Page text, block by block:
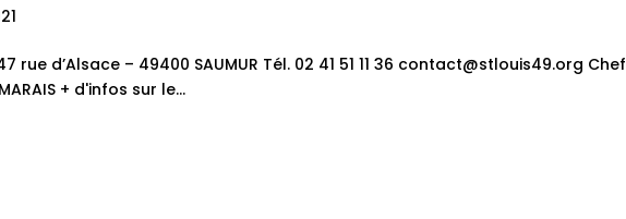
47 rue d’Alsace – 49400 SAUMUR Tél. 02 41 51 11 36 contact@stlouis49.org Chef
+ d'infos sur le...